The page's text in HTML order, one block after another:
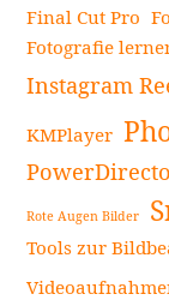
Final Cut Pro
Fotografie
Instagram
KMPlayer
Rote Augen Bilder
Tools zur